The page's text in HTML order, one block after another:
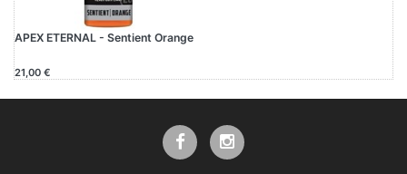
APEX ETERNAL - Sentient Orange
21,00 €